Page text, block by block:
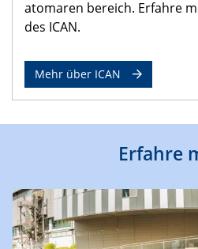
atomaren bereich. Erfahre
des ICAN.
Mehr über ICAN
Erfahre